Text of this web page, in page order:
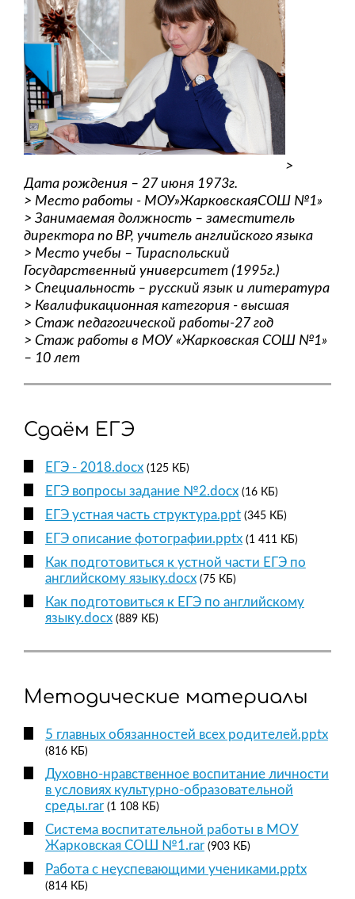
>
Дата рождения – 27 июня 1973г.
> Место работы - МОУ»ЖарковскаяСОШ №1»
> Занимаемая должность – заместитель
директора по ВР, учитель английского языка
> Место учебы – Тираспольский
Государственный университет (1995г.)
> Специальность – русский язык и литература
> Квалификационная категория - высшая
> Стаж педагогической работы-27 год
> Стаж работы в МОУ «Жарковская СОШ №1»
– 10 лет
Сдаём ЕГЭ
ЕГЭ - 2018.docx (125 КБ)
ЕГЭ вопросы задание №2.docx (16 КБ)
ЕГЭ устная часть структура.ppt (345 КБ)
ЕГЭ описание фотографии.pptx (1 411 КБ)
Как подготовиться к устной части ЕГЭ по
английскому языку.docx (75 КБ)
Как подготовиться к ЕГЭ по английскому
языку.docx (889 КБ)
Методические материалы
5 главных обязанностей всех родителей.pptx
(816 КБ)
Духовно-нравственное воспитание личности
в условиях культурно-образовательной
среды.rar (1 108 КБ)
Система воспитательной работы в МОУ
Жарковская СОШ №1.rar (903 КБ)
Работа с неуспевающими учениками.pptx
(814 КБ)